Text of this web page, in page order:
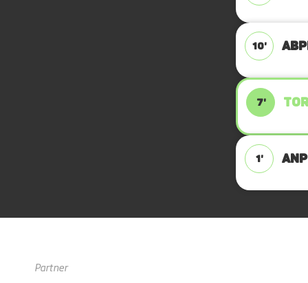
10'
7'
1'
Partner